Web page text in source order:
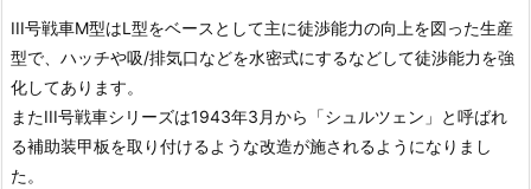
III号戦車M型はL型をベースとして主に徒渉能力の向上を図った生産
型で、ハッチや吸/排気口などを水密式にするなどして徒渉能力を強
化してあります。
またIII号戦車シリーズは1943年3月から「シュルツェン」と呼ばれ
る補助装甲板を取り付けるような改造が施されるようになりまし
た。